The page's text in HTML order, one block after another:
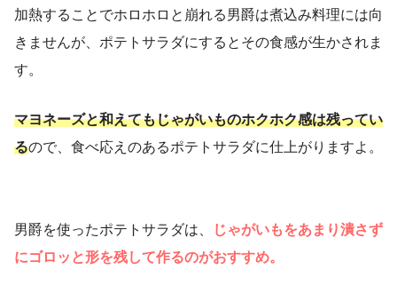
加熱することでホロホロと崩れる男爵は煮込み料理には向
きませんが、ポテトサラダにするとその食感が生かされま
す。
マヨネーズと和えてもじゃがいものホクホク感は残ってい
るので、食べ応えのあるポテトサラダに仕上がりますよ。
男爵を使ったポテトサラダは、
じゃがいもをあまり潰さず
にゴロッと形を残して作るのがおすすめ。